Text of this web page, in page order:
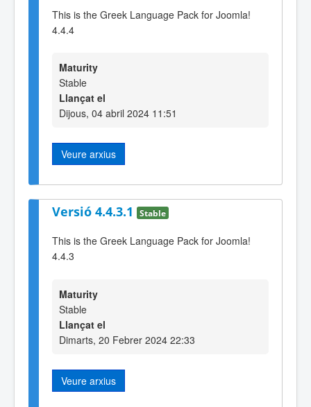
This is the Greek Language Pack for Joomla!
4.4.4
Maturity
Stable
Llançat el
Dijous, 04 abril 2024 11:51
Veure arxius
Versió 4.4.3.1 Stable
This is the Greek Language Pack for Joomla!
4.4.3
Maturity
Stable
Llançat el
Dimarts, 20 Febrer 2024 22:33
Veure arxius